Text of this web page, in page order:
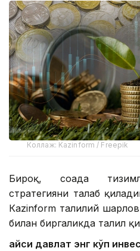
Коллаж: Kazinform / Freepik
Бироқ, соҳада
стратегияни талаб
Кazinform таҳлилий
билан биргаликда таҳлил
Қайси давлат энг кўп